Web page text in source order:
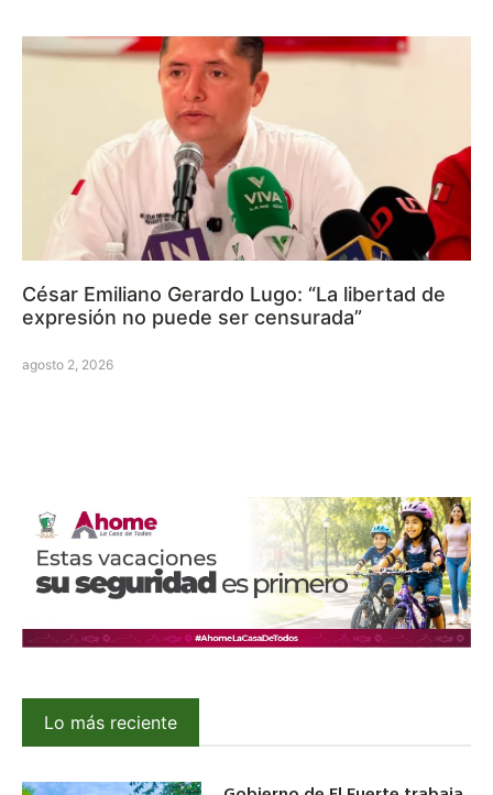
César Emiliano Gerardo Lugo: “La libertad de
expresión no puede ser censurada”
agosto 2, 2026
Lo más reciente